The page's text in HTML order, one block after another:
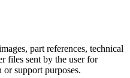
part references, technical
files sent by the user for
support purposes.